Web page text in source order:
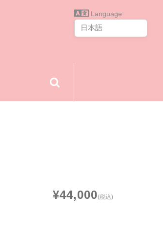
Language
¥44,000(税込)